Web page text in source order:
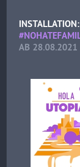
INSTALLATION:
AB 28.08.2021